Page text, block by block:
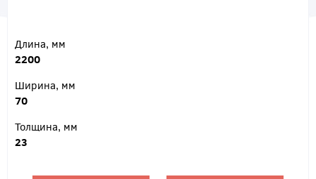
Длина, мм
2200
Ширина, мм
70
Толщина, мм
23